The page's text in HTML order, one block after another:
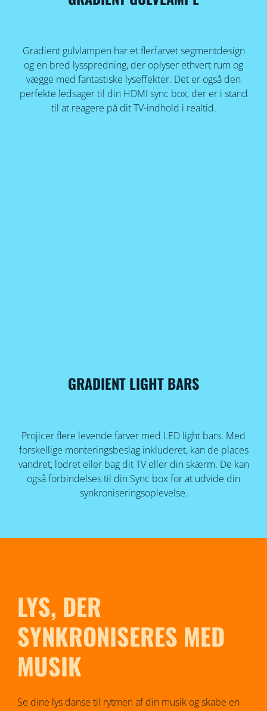
Gradient gulvlampen har et flerfarvet segmentdesign
og en bred lysspredning, der oplyser ethvert rum og
vægge med fantastiske lyseffekter. Det er også den
perfekte ledsager til din HDMI sync box, der er i stand
til at reagere på dit TV-indhold i realtid.
GRADIENT LIGHT BARS
Projicer flere levende farver med LED light bars. Med
forskellige monteringsbeslag inkluderet, kan de places
vandret, lodret eller bag dit TV eller din skærm. De kan
også forbindelses til din Sync box for at udvide din
synkroniseringsoplevelse.
LYS, DER
SYNKRONISERES MED
MUSIK
Se dine lys danse til rytmen af ​​din musik og skabe en